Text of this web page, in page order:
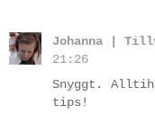
Johanna |
21:26
Snyggt.
tips!